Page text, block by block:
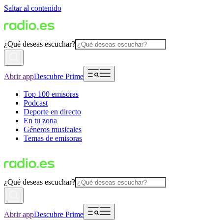
Saltar al contenido
¿Qué deseas escuchar?
Abrir appDescubre Prime
Top 100 emisoras
Podcast
Deporte en directo
En tu zona
Géneros musicales
Temas de emisoras
¿Qué deseas escuchar?
Abrir appDescubre Prime